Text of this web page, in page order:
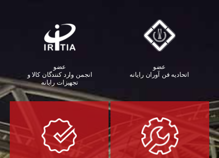
عضو
اتحادیه فن آوران رایانه
عضو
انجمن وارد کنندگان کالا و
تجهیزات رایانه‌